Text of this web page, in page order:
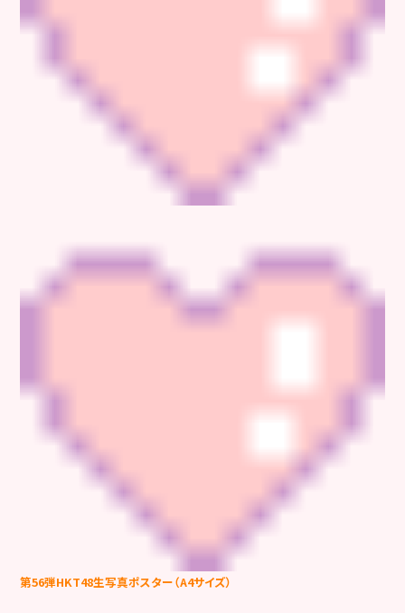
第56弾HKT48生写真ポスター（A4サイズ）